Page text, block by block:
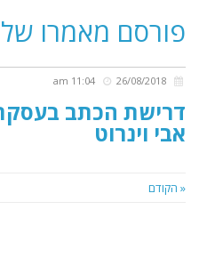
פורסם מאמרו של
דרישת הכתב
אבי וינרוט
« הקודם